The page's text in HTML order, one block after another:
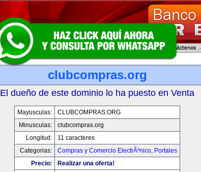
clubcompras.org
El dueño de este dominio lo ha puesto en Venta
Mayusculas:
CLUBCOMPRAS.ORG
Minusculas:
clubcompras.org
Longitud:
11 caracteres
Categorias:
Compras y Comercio ElectrÃ³nico, Portales
Precio:
Realizar una oferta!